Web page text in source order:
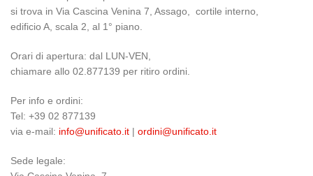
si trova in Via Cascina Venina 7, Assago, cortile interno,
edificio A, scala 2, al 1° piano.
Orari di apertura: dal LUN-VEN,
chiamare allo 02.877139 per ritiro ordini.
Per info e ordini:
Tel: +39 02 877139
via e-mail: info@unificato.it | ordini@unificato.it
Sede legale: